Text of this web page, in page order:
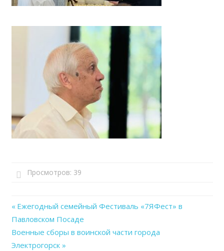
Просмотров: 39
Навигация
по
Previous
Post:
Ежегодный семейный Фестиваль «7ЯФест» в
Павловском Посаде
Next
Post:
Военные сборы в воинской части города
Электрогорск